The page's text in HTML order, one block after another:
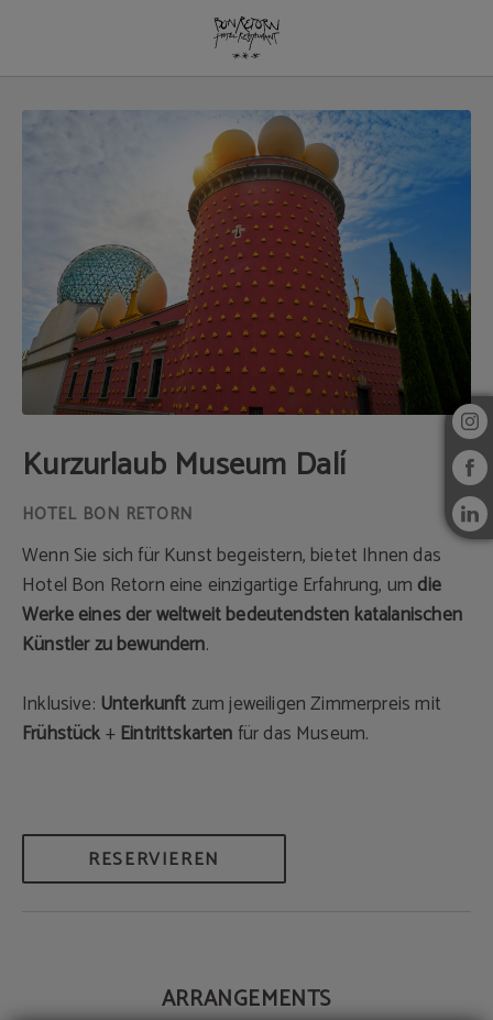
Kurzurlaub Museum Dalí
Wenn Sie sich für Kunst begeistern, bietet Ihnen das
Hotel Bon Retorn eine einzigartige Erfahrung, um die
Werke eines der weltweit bedeutendsten katalanischen
Künstler zu bewundern.
Inklusive: Unterkunftzum jeweiligen Zimmerpreis mit
Frühstück+Eintrittskartenfür das Museum.
RESERVIEREN
ARRANGEMENTS